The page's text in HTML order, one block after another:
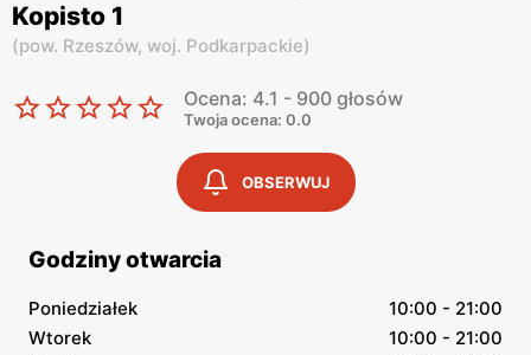
Kopisto 1
(pow. Rzeszów, woj. Podkarpackie)
Ocena: 4.1 - 900 głosów
Twoja ocena: 0.0
OBSERWUJ
Godziny otwarcia
Poniedziałek
10:00 - 21:00
Wtorek
10:00 - 21:00